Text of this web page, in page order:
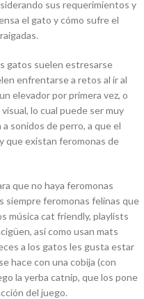
sus requerimientos y
el gato y cómo sufre el
gatos suelen estresarse
enfrentarse a retos al ir al
elevador por primera vez, o
lo cual puede ser muy
sonidos de perro, a que el
que existan feromonas de
que no haya feromonas
siempre feromonas felinas que
música cat friendly, playlists
así como usan mats
a los gatos les gusta estar
hace con una cobija (con
la yerba catnip, que los pone
del juego.